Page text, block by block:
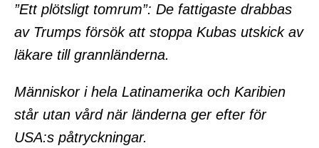
”Ett plötsligt tomrum”: De fattigaste drabbas
av Trumps försök att stoppa Kubas utskick av
läkare till grannländerna.
Människor i hela Latinamerika och Karibien
står utan vård när länderna ger efter för
USA:s påtryckningar.